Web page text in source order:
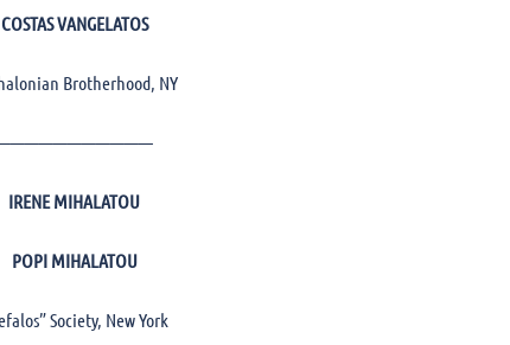
COSTAS VANGELATOS
Brotherhood, NY
IRENE MIHALATOU
POPI MIHALATOU
Society, New York